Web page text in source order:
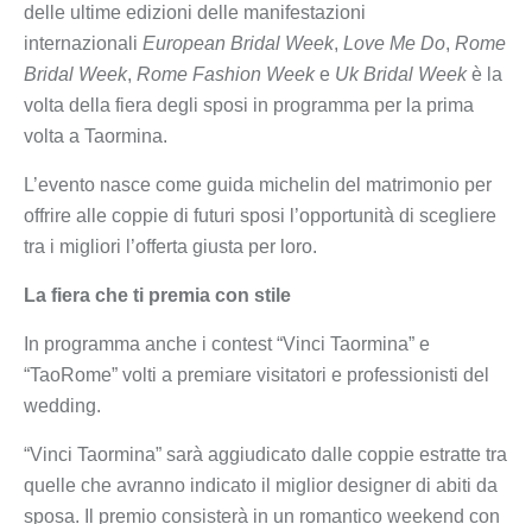
delle ultime edizioni delle manifestazioni
internazionali European Bridal Week, Love Me Do, Rome
Bridal Week, Rome Fashion Weeke Uk Bridal Weekè la
volta della fiera degli sposi in programma per la prima
volta a Taormina.
L’evento nasce come guida michelin del matrimonio per
offrire alle coppie di futuri sposi l’opportunità di scegliere
tra i migliori l’offerta giusta per loro.
La fiera che ti premia con stile
In programma anche i contest “Vinci Taormina” e
“TaoRome” volti a premiare visitatori e professionisti del
wedding.
“Vinci Taormina” sarà aggiudicato dalle coppie estratte tra
quelle che avranno indicato il miglior designer di abiti da
sposa. Il premio consisterà in un romantico weekend con